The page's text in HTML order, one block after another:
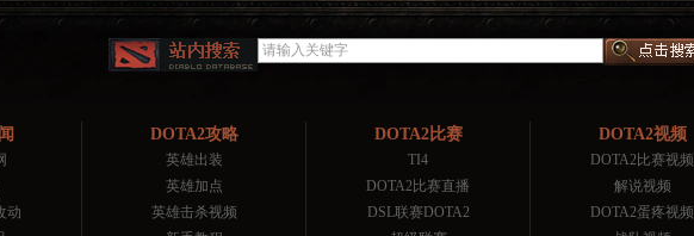
动
DOTA2攻略
英雄出装
英雄加点
英雄击杀视频
DOTA2比赛
TI4
DOTA2比赛直播
DSL联赛DOTA2
DOTA2视频
DOTA2比赛视频
解说视频
DOTA2蛋疼视频